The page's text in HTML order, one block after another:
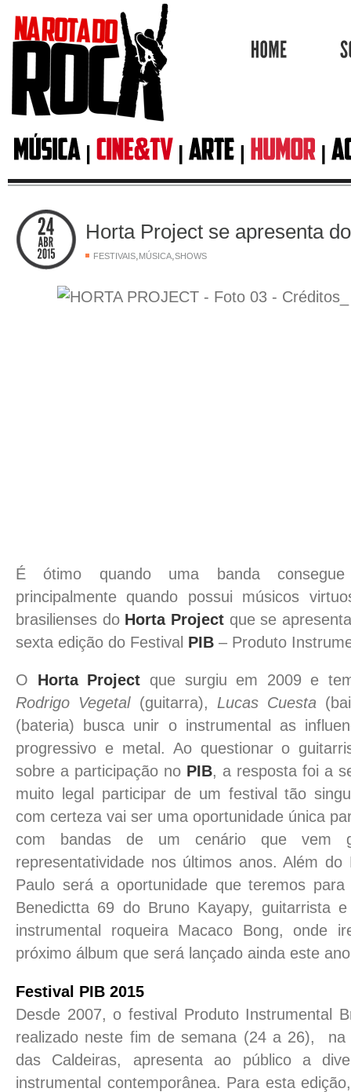
Horta Project se apresenta
FESTIVAIS,MÚSICA,SHOWS
É ótimo quando uma banda consegue
principalmente quando possui músicos
brasilienses do Horta Project que se
sexta edição do Festival PIB – Produto
O Horta Project que surgiu em 2009 e
Rodrigo Vegetal(guitarra), Lucas Cuesta
(bateria) busca unir o instrumental as
progressivo e metal. Ao questionar o
sobre a participação no PIB, a resposta foi a
muito legal participar de um festival tão
com certeza vai ser uma oportunidade única
com bandas de um cenário que vem
representatividade nos últimos anos. Além
Paulo será a oportunidade que teremos
Benedictta 69 do Bruno Kayapy, guitarrista
instrumental roqueira Macaco Bong, onde
próximo álbum que será lançado ainda este
Festival PIB 2015
Desde 2007, o festival Produto Instrumental
realizado neste fim de semana (24 a 26), na
das Caldeiras, apresenta ao público a
instrumental contemporânea. Para esta